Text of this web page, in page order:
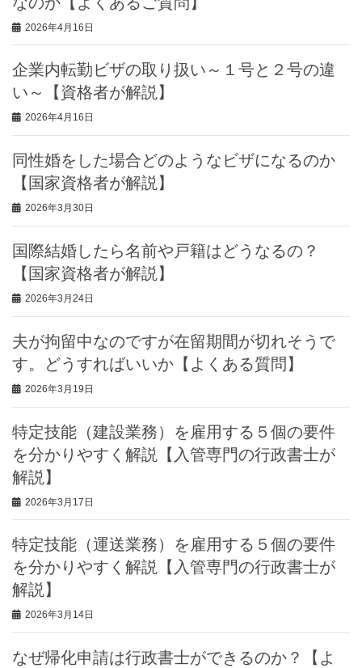
2026年4月16日
企業内転勤ビザの取り扱い～１号と２号の違
い～【資格者が解説】
2026年4月16日
同性婚をした場合どのようなビザになるのか
【国家資格者が解説】
2026年3月30日
国際結婚したら名前や戸籍はどうなるの？
【国家資格者が解説】
2026年3月24日
夫が拘留中なのですが在留期間が切れそうで
す。どうすればいいか【よくある質問】
2026年3月19日
特定技能（建設業務）を雇用する５個の要件
を分かりやすく解説【入管専門の行政書士が
解説】
2026年3月17日
特定技能（運送業務）を雇用する５個の要件
を分かりやすく解説【入管専門の行政書士が
解説】
2026年3月14日
なぜ帰化申請は行政書士ができるのか？【よ